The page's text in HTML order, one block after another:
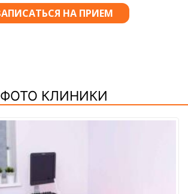
ФОТО КЛИНИКИ